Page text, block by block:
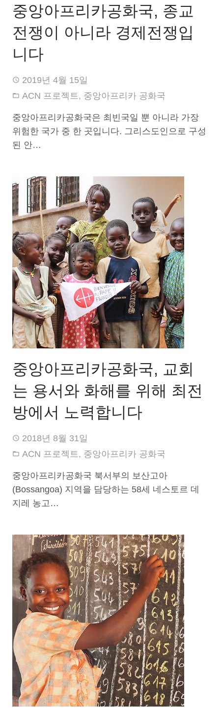
중앙아프리카공화국, 종교
전쟁이 아니라 경제전쟁입
니다
2019년 4월 15일
ACN 프로젝트, 중앙아프리카 공화국
중앙아프리카공화국은 최빈국일 뿐 아니라 가장
위험한 국가 중 한 곳입니다. 그리스도인으로 구성
된 안…
중앙아프리카공화국, 교회
는 용서와 화해를 위해 최전
방에서 노력합니다
2018년 8월 31일
ACN 프로젝트, 중앙아프리카 공화국
중앙아프리카공화국 북서부의 보산고아
(Bossangoa) 지역을 담당하는 58세 네스토르 데
지레 농고…